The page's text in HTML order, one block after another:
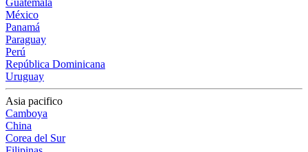
Guatemala
México
Panamá
Paraguay
Perú
República Dominicana
Uruguay
Asia pacifico
Camboya
China
Corea del Sur